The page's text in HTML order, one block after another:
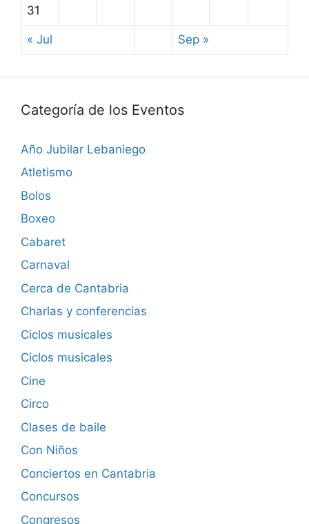
31
« Jul Sep »
Categoría de los Eventos
Año Jubilar Lebaniego
Atletismo
Bolos
Boxeo
Cabaret
Carnaval
Cerca de Cantabria
Charlas y conferencias
Ciclos musicales
Ciclos musicales
Cine
Circo
Clases de baile
Con Niños
Conciertos en Cantabria
Concursos
Congresos